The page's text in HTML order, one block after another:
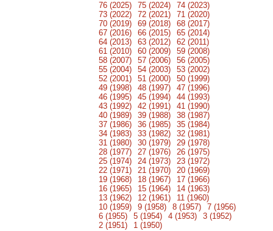
76 (2025) 75 (2024)
74 (2023)
73 (2022)
72 (2021)
71 (2020)
70 (2019)
69 (2018)
68 (2017)
67 (2016)
66 (2015)
65 (2014)
64 (2013)
63 (2012)
62 (2011)
61 (2010)
60 (2009)
59 (2008)
58 (2007)
57 (2006)
56 (2005)
55 (2004)
54 (2003)
53 (2002)
52 (2001)
51 (2000)
50 (1999)
49 (1998)
48 (1997)
47 (1996)
46 (1995)
45 (1994)
44 (1993)
43 (1992)
42 (1991)
41 (1990)
40 (1989)
39 (1988)
38 (1987)
37 (1986)
36 (1985)
35 (1984)
34 (1983)
33 (1982)
32 (1981)
31 (1980)
30 (1979)
29 (1978)
28 (1977)
27 (1976)
26 (1975)
25 (1974)
24 (1973)
23 (1972)
22 (1971)
21 (1970)
20 (1969)
19 (1968)
18 (1967)
17 (1966)
16 (1965)
15 (1964)
14 (1963)
13 (1962)
12 (1961)
11 (1960)
10 (1959)
9 (1958) 8 (1957)
7 (1956)
6 (1955)
5 (1954) 4 (1953)
3 (1952)
2 (1951)
1 (1950)